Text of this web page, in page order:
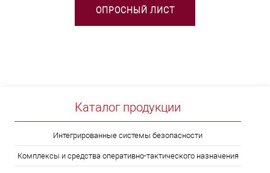
ОПРОСНЫЙ ЛИСТ
Каталог продукции
Интегрированные системы безопасности
Комплексы и средства оперативно-тактического назначения